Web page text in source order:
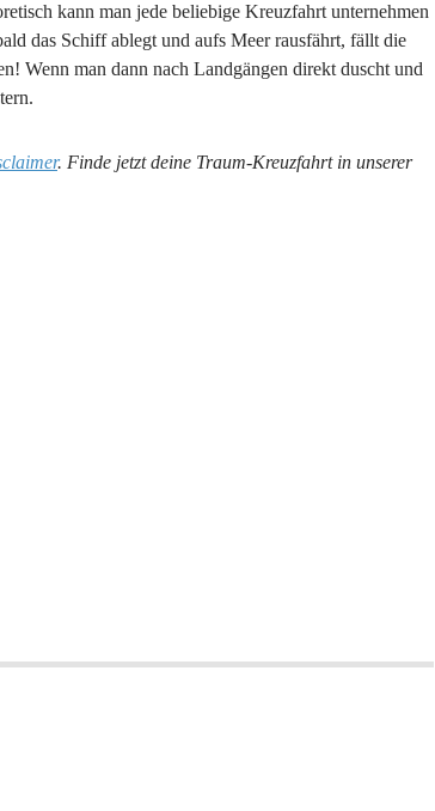
kann man jede beliebige Kreuzfahrt unternehmen
das Schiff ablegt und aufs Meer rausfährt, fällt die
Wenn man dann nach Landgängen direkt duscht und
. Finde jetzt deine Traum-Kreuzfahrt in unserer